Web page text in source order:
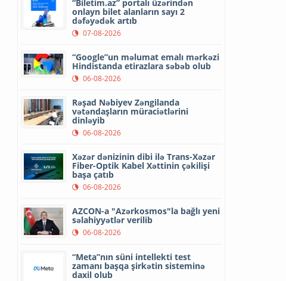
“Biletim.az” portalı üzərindən
onlayn bilet alanların sayı 2
dəfəyədək artıb
07-08-2026
“Google”un məlumat emalı mərkəzi
Hindistanda etirazlara səbəb olub
06-08-2026
Rəşad Nəbiyev Zəngilanda
vətəndaşların müraciətlərini
dinləyib
06-08-2026
Xəzər dənizinin dibi ilə Trans-Xəzər
Fiber-Optik Kabel Xəttinin çəkilişi
başa çatıb
06-08-2026
AZCON-a "Azərkosmos"la bağlı yeni
səlahiyyətlər verilib
06-08-2026
“Meta”nın süni intellekti test
zamanı başqa şirkətin sisteminə
daxil olub